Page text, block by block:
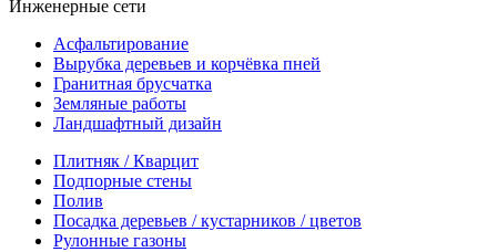
Инженерные сети
Асфальтирование
Вырубка деревьев и корчёвка пней
Гранитная брусчатка
Земляные работы
Ландшафтный дизайн
Плитняк / Кварцит
Подпорные стены
Полив
Посадка деревьев / кустарников / цветов
Рулонные газоны